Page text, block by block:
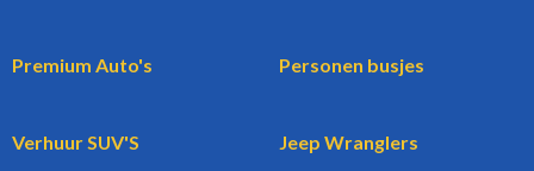
Premium Auto's Personen busjes
Verhuur SUV'S Jeep Wranglers